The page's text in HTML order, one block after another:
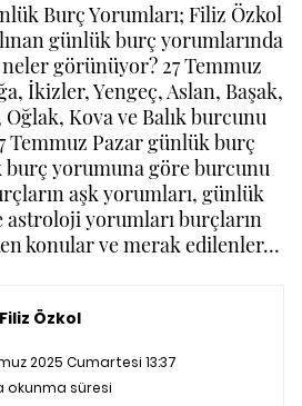
Burç Yorumları; Filiz Özkol
günlük burç yorumlarında
görünüyor? 27 Temmuz
İkizler, Yengeç, Aslan, Başak,
Oğlak, Kova ve Balık burcunu
Temmuz Pazar günlük burç
burç yorumuna göre burcunu
aşk yorumları, günlük
yorumları burçların
konular ve merak edilenler…
Filiz Özkol
2025 Cumartesi 13:37
okunma süresi